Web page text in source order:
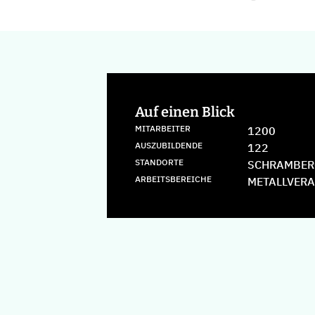
Auf einen Blick
MITARBEITER 1200
AUSZUBILDENDE 122
STANDORTE
ARBEITSBEREICHE